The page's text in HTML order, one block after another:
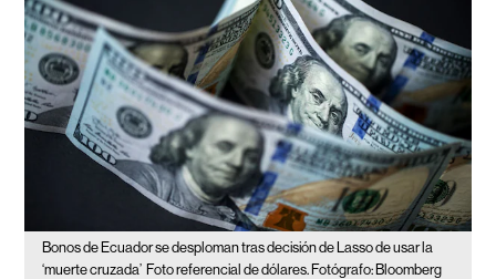
Bonos de Ecuador se desploman tras decisión de Lasso de usar la
‘muerte cruzada’ Foto referencial de dólares. Fotógrafo: Bloomberg